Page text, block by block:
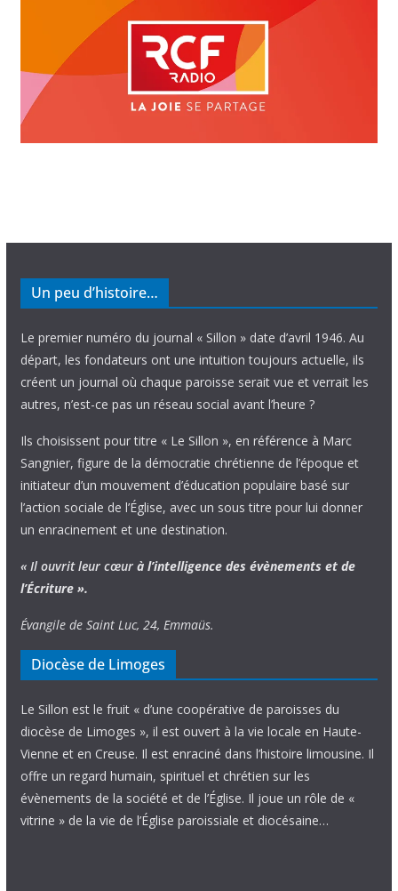
Un peu d’histoire…
Le premier numéro du journal « Sillon » date d’avril 1946. Au
départ, les fondateurs ont une intuition toujours actuelle, ils
créent un journal où chaque paroisse serait vue et verrait les
autres, n’est-ce pas un réseau social avant l’heure ?
Ils choisissent pour titre « Le Sillon », en référence à Marc
Sangnier, figure de la démocratie chrétienne de l’époque et
initiateur d’un mouvement d’éducation populaire basé sur
l’action sociale de l’Église, avec un sous titre pour lui donner
un enracinement et une destination.
« Il ouvrit leur cœur à l’intelligence des évènements et de
l’Écriture ».
Évangile de Saint Luc, 24, Emmaüs.
Diocèse de Limoges
Le Sillon est le fruit « d’une coopérative de paroisses du
diocèse de Limoges », il est ouvert à la vie locale en Haute-
Vienne et en Creuse. Il est enraciné dans l’histoire limousine. Il
offre un regard humain, spirituel et chrétien sur les
évènements de la société et de l’Église. Il joue un rôle de «
vitrine » de la vie de l’Église paroissiale et diocésaine…